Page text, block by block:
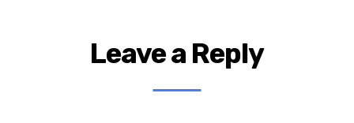
Leave a Reply